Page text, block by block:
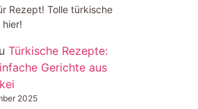
Rezept! Tolle türkische
hier!
Türkische Rezepte:
Gerichte aus
2025